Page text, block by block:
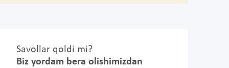
Savollar qoldi mi?
Biz yordam bera olishimizdan